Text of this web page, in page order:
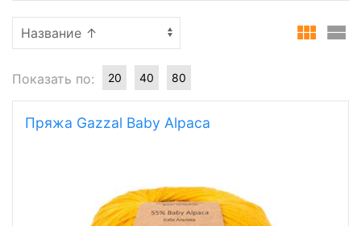
Показать по: 20 40 80
Пряжа Gazzal Baby Alpaca